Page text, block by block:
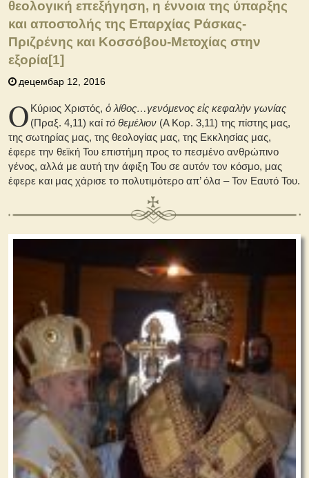
θεολογική επεξήγηση, η έννοια της ύπαρξης
και αποστολής της Επαρχίας Ράσκας-
Πριζρένης και Κοσσόβου-Μετοχίας στην
εξορία[1]
децембар 12, 2016
Ο Κύριος Χριστός,ὁ λίθος…γενόμενος εἰς κεφαλὴν γωνίας
(Πραξ. 4,11) καίτό θεμέλιον (Α Κορ. 3,11) της πίστης μας,
της σωτηρίας μας, της θεολογίας μας, της Εκκλησίας μας,
έφερε την θεϊκή Του επιστήμη προς το πεσμένο ανθρώπινο
γένος, αλλά με αυτή την άφιξη Του σε αυτόν τον κόσμο, μας
έφερε και μας χάρισε το πολυτιμότερο απ’ όλα – Τον Εαυτό Του.